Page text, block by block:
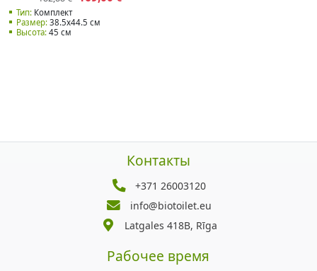
Тип:Комплект
Размер:38.5x44.5 см
Высота:45 см
Контакты
+371 26003120
info@biotoilet.eu
Latgales 418B, Rīga
Рабочее время